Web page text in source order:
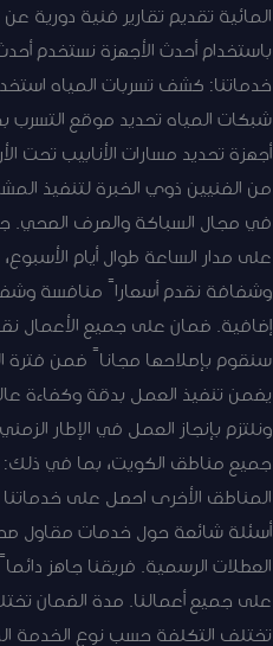
المائية تقديم تقارير فنية
باستخدام أحدث الأجهزة نستخدم
خدماتنا: كشف تسربات المياه
شبكات المياه تحديد موقع
أجهزة تحديد مسارات الأنابيب
من الفنيين ذوي الخبرة لتنفيذ
على مدار الساعة طوال أيام
وشفافة نقدم أسعاراً منافسة
إضافية. ضمان على جميع الأعمال
سنقوم بإصلاحها مجاناً ضمن فترة
يضمن تنفيذ العمل بدقة وكفاءة
ونلتزم بإنجاز العمل في الإطار
جميع مناطق الكويت، بما في ذلك:
العطلات الرسمية. فريقنا جاهز
على جميع أعمالنا. مدة الضمان
تختلف التكلفة حسب نوع الخدمة